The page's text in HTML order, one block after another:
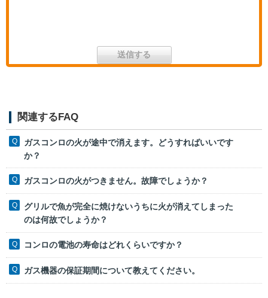
関連するFAQ
ガスコンロの火が途中で消えます。どうすればいいです
か？
ガスコンロの火がつきません。故障でしょうか？
グリルで魚が完全に焼けないうちに火が消えてしまった
のは何故でしょうか？
コンロの電池の寿命はどれくらいですか？
ガス機器の保証期間について教えてください。